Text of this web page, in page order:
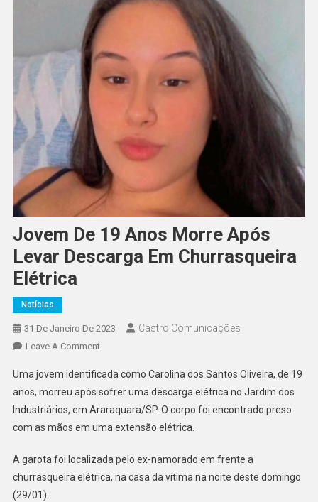
Jovem De 19 Anos Morre Após
Levar Descarga Em Churrasqueira
Elétrica
Notícias
31 De Janeiro De 2023 Castro Comunicações
Leave A Comment
Uma jovem identificada como Carolina dos Santos Oliveira, de 19
anos, morreu após sofrer uma descarga elétrica no Jardim dos
Industriários, em Araraquara/SP. O corpo foi encontrado preso
com as mãos em uma extensão elétrica.
A garota foi localizada pelo ex-namorado em frente a
churrasqueira elétrica, na casa da vítima na noite deste domingo
(29/01).